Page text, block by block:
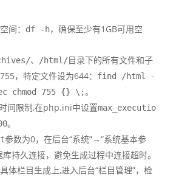
间： df -h，确保至少有1GB可用空
、 /html/目录下的所有文件和子
，特定文件设为644：
find /html -
chmod 755 {} \;。
间限制,在php.ini中设置max_executio
。
参数为0，在后台“系统”→“系统基本参
持久连接，避免生成过程中连接超时。
体栏目生成上,进入后台“栏目管理”，检